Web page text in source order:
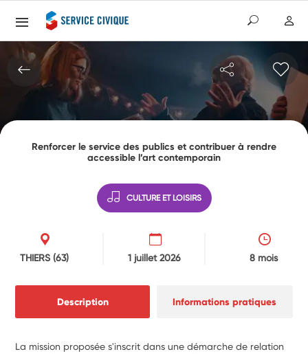
Renforcer le service des publics et contribuer à rendre
accessible l’art contemporain
CULTURE ET LOISIRS
THIERS(63) 1 juillet 2026 8 mois
Description Informations pratiques
La mission proposée s'inscrit dans une démarche de relation